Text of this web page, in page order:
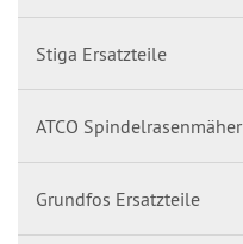
Stiga Ersatzteile
ATCO Spindelrasenmäher
Grundfos Ersatzteile